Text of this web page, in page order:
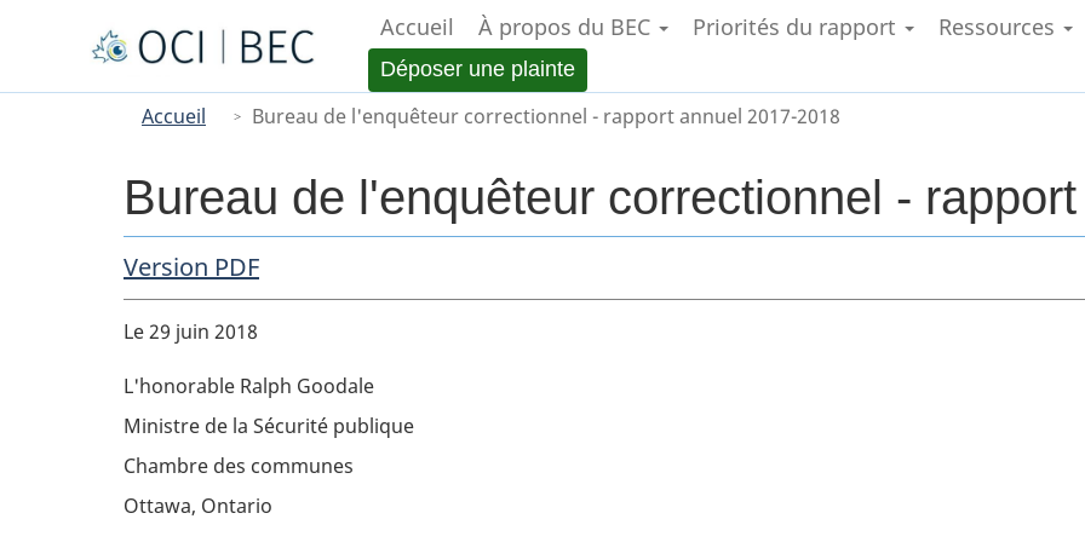
Aller
contenu
principal
Skip
"About
government"
Passer
la
version
Menu
Main
Accueil À propos du BEC Priorités du rapport Ressources
Déposer une plainte
Accueil Bureau de l'enquêteur correctionnel - rapport annuel 2017-2018
Bureau de l'enquêteur correctionnel -
PDF Copy
Version PDF
Body
Le 29 juin 2018
L'honorable Ralph Goodale
Ministre de la Sécurité publique
Chambre des communes
Ottawa, Ontario